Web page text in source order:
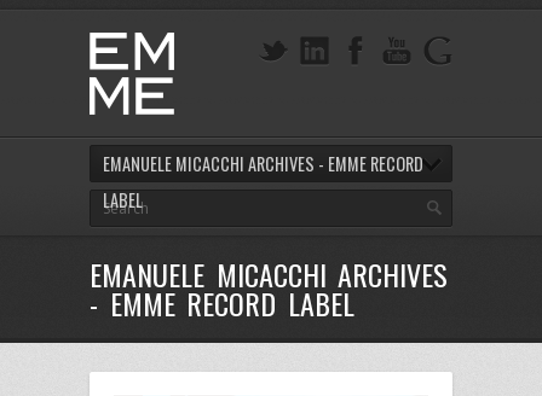
EMANUELE MICACCHI ARCHIVES - EMME RECORD
LABEL
EMANUELE MICACCHI ARCHIVES
- EMME RECORD LABEL